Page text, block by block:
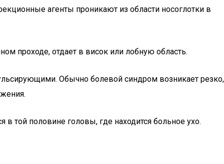
агенты проникают из области носоглотки в
проходе, отдает в висок или лобную область.
Обычно болевой синдром возникает резко,
той половине головы, где находится больное ухо.